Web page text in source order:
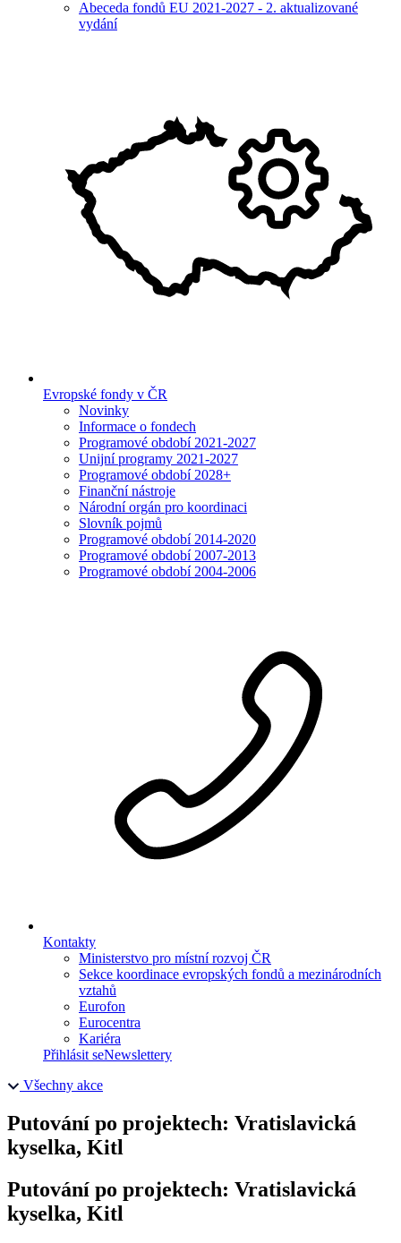
Abeceda fondů EU 2021-2027 - 2. aktualizované
vydání
Evropské fondy v ČR
Novinky
Informace o fondech
Programové období 2021-2027
Unijní programy 2021-2027
Programové období 2028+
Finanční nástroje
Národní orgán pro koordinaci
Slovník pojmů
Programové období 2014-2020
Programové období 2007-2013
Programové období 2004-2006
Kontakty
Ministerstvo pro místní rozvoj ČR
Sekce koordinace evropských fondů a mezinárodních
vztahů
Eurofon
Eurocentra
Kariéra
Přihlásit seNewslettery
Všechny akce
Putování po projektech: Vratislavická
kyselka, Kitl
Putování po projektech: Vratislavická
kyselka, Kitl